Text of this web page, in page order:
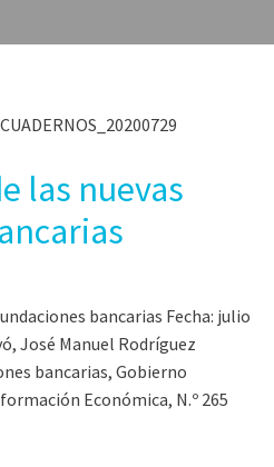
las nuevas
bancarias Fecha: julio
José Manuel Rodríguez
bancarias, Gobierno
Económica, N.º 265